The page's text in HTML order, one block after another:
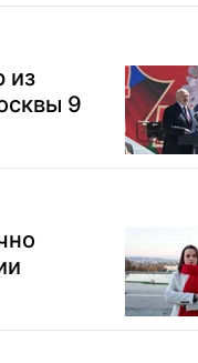
из
9